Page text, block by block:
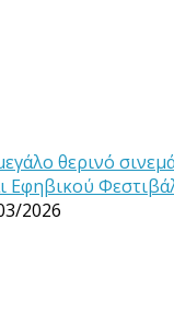
θερινό
Εφηβικού
2026